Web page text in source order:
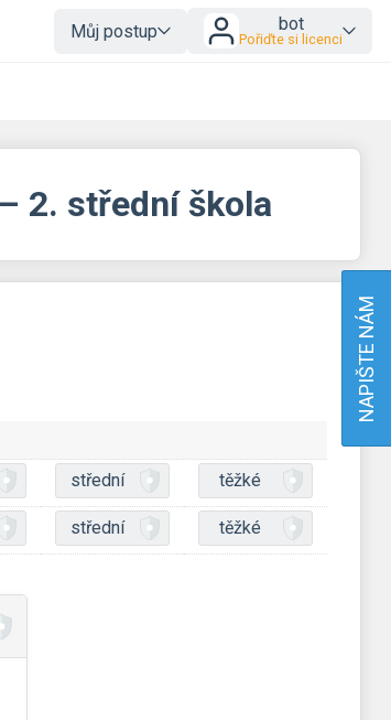
Můj postup bot
Pořiďte si licenci
2. střední škola
střední
těžké
střední těžké
NAPIŠTE NÁM